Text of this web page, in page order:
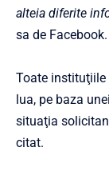
alteia diferite
sa de Facebook.
Toate
lua, pe baza
situaţia
citat.